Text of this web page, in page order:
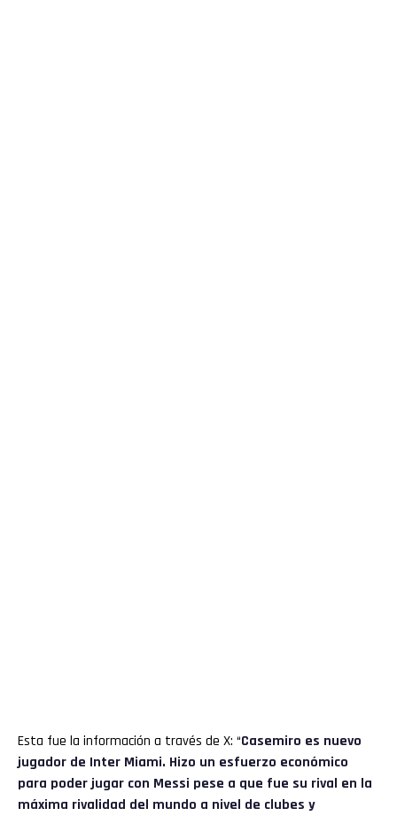
Esta fue la información a través de X: “Casemiro es nuevo
jugador de Inter Miami. Hizo un esfuerzo económico
para poder jugar con Messi pese a que fue su rival en la
máxima rivalidad del mundo a nivel de clubes y